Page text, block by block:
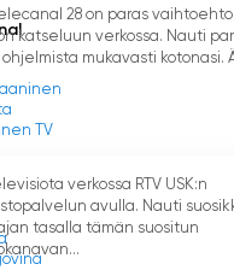
TV
28 on paras
katseluun verkossa. Nauti
ohjelmista mukavasti kotonasi.
verkossa RTV USK:n
avulla. Nauti
tasalla tämän suositun